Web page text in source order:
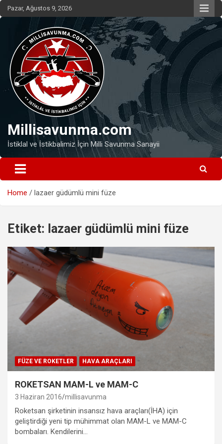
Skip
to
Pazar, Ağustos 9, 2026
Millisavunma.com
İstiklal ve İstikbalimiz İçin Milli Savunma Sanayii
Home lazaer güdümlü mini füze
Etiket: lazaer güdümlü mini füze
FÜZE VE ROKETLER HAVA ARAÇLARI
ROKETSAN MAM-L ve MAM-C
3 Haziran 2016 millisavunma
Roketsan şirketinin insansız hava araçları(İHA) için
geliştirdiği yeni tip mühimmat olan MAM-L ve MAM-C
bombaları. Kendilerini…